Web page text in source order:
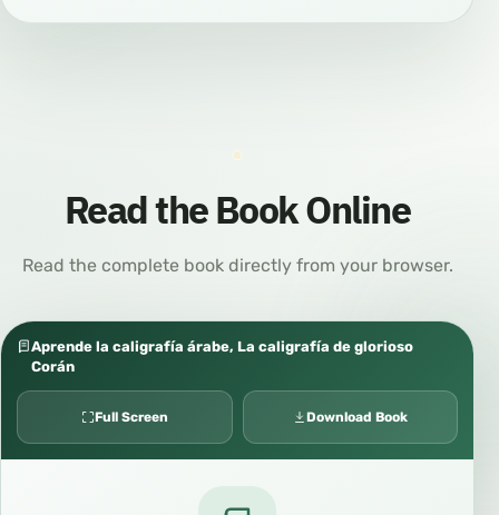
Read the Book Online
Read the complete book directly from your browser.
Aprende la caligrafía árabe, La caligrafía de glorioso
Corán
Full Screen Download Book